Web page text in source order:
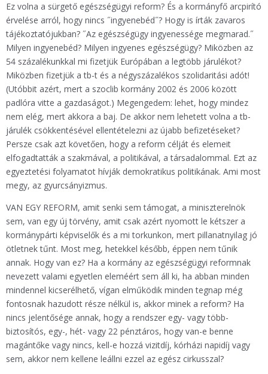
Ez volna a sürgető egészségügyi reform? És a kormányfő arcpirító
érvelése arról, hogy nincs ˝ingyenebéd˝? Hogy is írták zavaros
tájékoztatójukban? ˝Az egészségügy ingyenessége megmarad.˝
Milyen ingyenebéd? Milyen ingyenes egészségügy? Miközben az
54 százalékunkkal mi fizetjük Európában a legtöbb járulékot?
Miközben fizetjük a tb-t és a négyszázalékos szolidaritási adót!
(Utóbbit azért, mert a szoclib kormány 2002 és 2006 között
padlóra vitte a gazdaságot.) Megengedem: lehet, hogy mindez
nem elég, mert akkora a baj. De akkor nem lehetett volna a tb-
járulék csökkentésével ellentételezni az újabb befizetéseket?
Persze csak azt követően, hogy a reform célját és elemeit
elfogadtatták a szakmával, a politikával, a társadalommal. Ezt az
egyeztetési folyamatot hívják demokratikus politikának. Ami most
megy, az gyurcsányizmus.
VAN EGY REFORM, amit senki sem támogat, a miniszterelnök
sem, van egy új törvény, amit csak azért nyomott le kétszer a
kormánypárti képviselők és a mi torkunkon, mert pillanatnyilag jó
ötletnek tűnt. Most meg, hetekkel később, éppen nem tűnik
annak. Hogy van ez? Ha a kormány az egészségügyi reformnak
nevezett valami egyetlen eleméért sem áll ki, ha abban minden
mindennel kicserélhető, vígan elműködik minden tegnap még
fontosnak hazudott része nélkül is, akkor minek a reform? Ha
nincs jelentősége annak, hogy a rendszer egy- vagy több-
biztosítós, egy-, hét- vagy 22 pénztáros, hogy van-e benne
magántőke vagy nincs, kell-e hozzá vizitdíj, kórházi napidíj vagy
sem, akkor nem kellene leállni ezzel az egész cirkusszal?